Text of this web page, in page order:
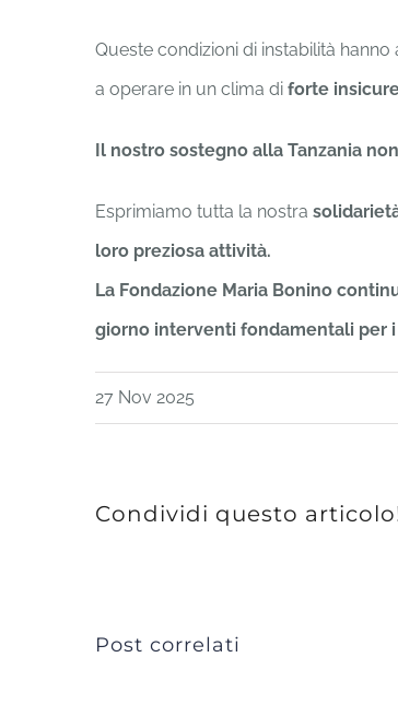
Queste condizioni di instabilità hanno
a operare in un clima di forte
Il nostro sostegno alla Tanzania
Esprimiamo tutta la nostra
loro preziosa attività.
La Fondazione Maria Bonino
giorno interventi fondamentali per
27 Nov 2025
Condividi questo
Post correlati